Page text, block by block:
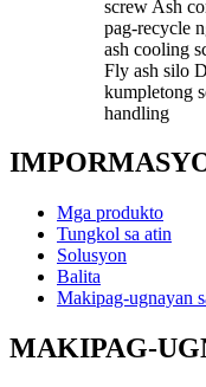
screw Ash
pag-recycle
ash cooling
Fly ash silo
kumpletong
handling
Mga produkto
Tungkol sa atin
Solusyon
Balita
Makipag-ugnayan
MAKIPAG-